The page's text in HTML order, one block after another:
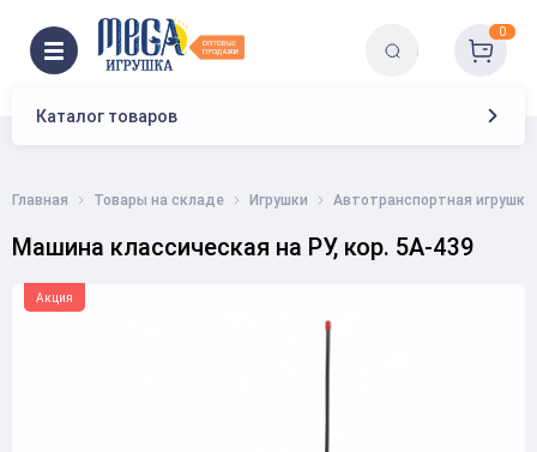
Каталог товаров
0
Главная Товары на складе Игрушки Автотранспортная игрушка
Машина классическая на РУ, кор. 5A-439
Акция